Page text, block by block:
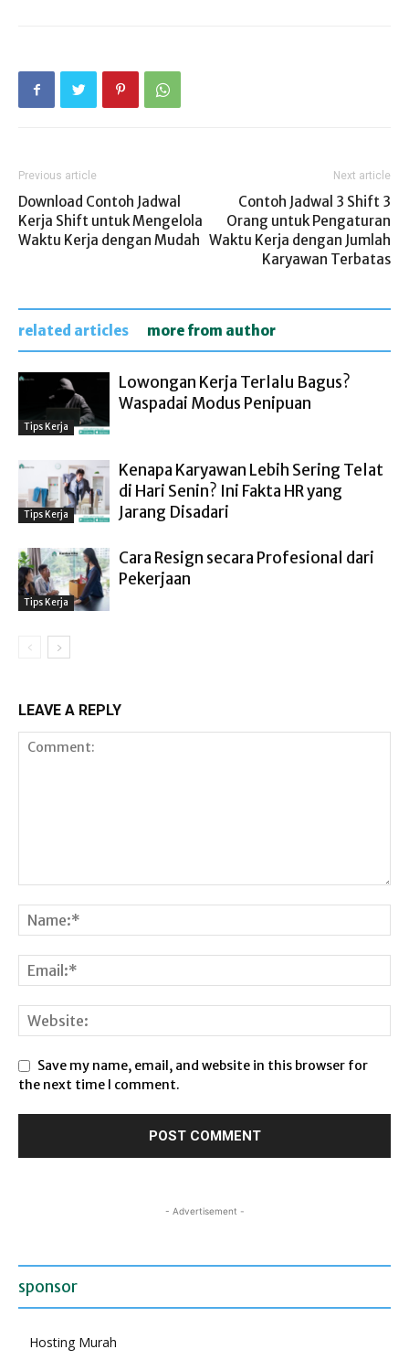
Previous article
Download Contoh Jadwal
Kerja Shift untuk Mengelola
Waktu Kerja dengan Mudah
Next article
Contoh Jadwal 3 Shift 3
Orang untuk Pengaturan
Waktu Kerja dengan Jumlah
Karyawan Terbatas
related articles more from author
Tips Kerja
Lowongan Kerja Terlalu Bagus?
Waspadai Modus Penipuan
Tips Kerja
Kenapa Karyawan Lebih Sering Telat
di Hari Senin? Ini Fakta HR yang
Jarang Disadari
Tips Kerja
Cara Resign secara Profesional dari
Pekerjaan
LEAVE A REPLY
Save my name, email, and website in this browser for
the next time I comment.
- Advertisement -
sponsor
Hosting Murah